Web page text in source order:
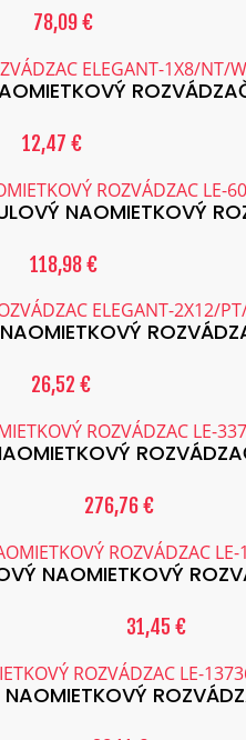
78,09 €
12,47 €
NAOMIETKOVÝ
118,98 €
26,52 €
276,76 €
NAOMIETKOVÝ
31,45 €